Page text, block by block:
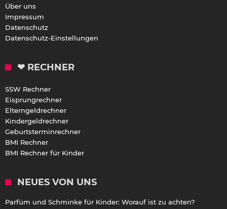
Über uns
Impressum
Datenschutz
Datenschutz-Einstellungen
❤ RECHNER
SSW Rechner
Eisprungrechner
Elterngeldrechner
Kindergeldrechner
Geburtsterminrechner
BMI Rechner
BMI Rechner für Kinder
NEUES VON UNS
Parfüm und Schminke für Kinder: Worauf ist zu achten?